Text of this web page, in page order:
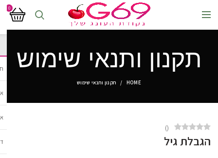
0
תקנון ותנאי שימוש
HOME תקנון ותנאי שימוש
(
)
הגבלת גיל